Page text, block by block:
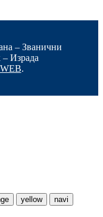
– Званични
Израда
.
yellow
navi